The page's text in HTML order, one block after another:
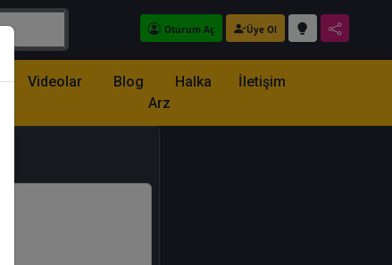
Oturum Aç Üye Ol
Videolar Blog
Halka
Arz
İletişim